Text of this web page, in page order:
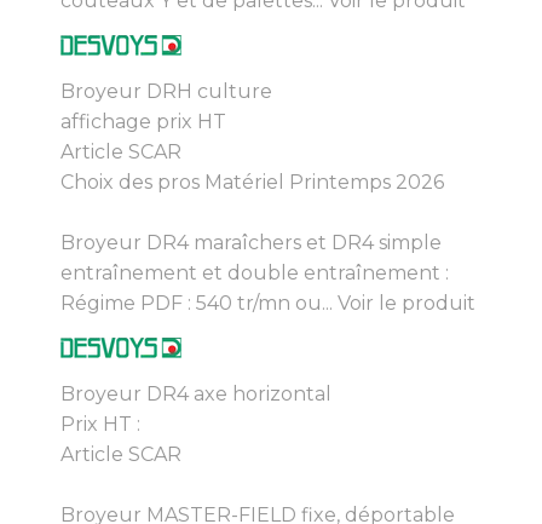
Broyeur DRH culture
affichage prix HT
Article SCAR
Choix des pros Matériel Printemps 2026
Broyeur DR4 maraîchers et DR4 simple
entraînement et double entraînement :
Régime PDF : 540 tr/mn ou... Voir le produit
Broyeur DR4 axe horizontal
Prix HT :
Article SCAR
Broyeur MASTER-FIELD fixe, déportable